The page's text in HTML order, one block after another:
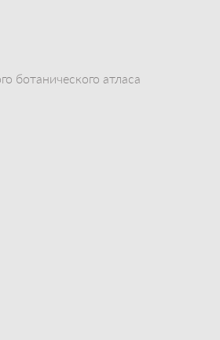
ботанического атласа